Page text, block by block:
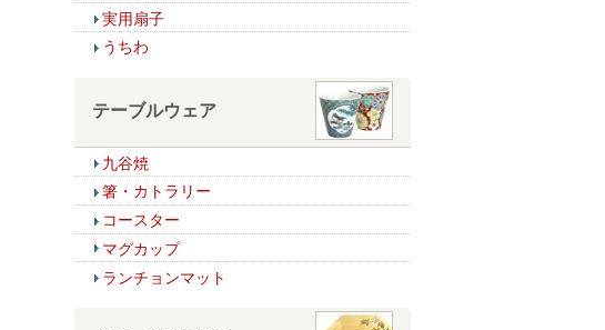
実用扇子
うちわ
テーブルウェア
九谷焼
箸・カトラリー
コースター
マグカップ
ランチョンマット